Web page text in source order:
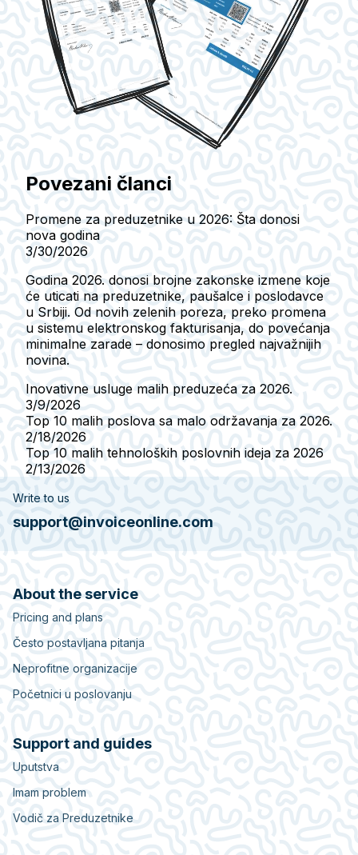
Povezani članci
Promene za preduzetnike u 2026: Šta donosi
nova godina
3/30/2026
Godina 2026. donosi brojne zakonske izmene koje
će uticati na preduzetnike, paušalce i poslodavce
u Srbiji. Od novih zelenih poreza, preko promena
u sistemu elektronskog fakturisanja, do povećanja
minimalne zarade – donosimo pregled najvažnijih
novina.
Inovativne usluge malih preduzeća za 2026.
3/9/2026
Top 10 malih poslova sa malo održavanja za 2026.
2/18/2026
Top 10 malih tehnoloških poslovnih ideja za 2026
2/13/2026
Write to us
support@invoiceonline.com
About the service
Pricing and plans
Često postavljana pitanja
Neprofitne organizacije
Početnici u poslovanju
Support and guides
Uputstva
Imam problem
Vodič za Preduzetnike